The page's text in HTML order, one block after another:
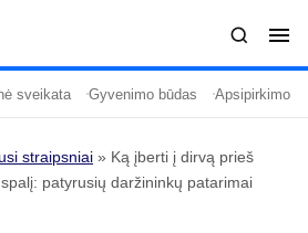
Temos
sveikata Gyvenimo būdas Apsipirkimo
straipsniai » Ką įberti į dirvą prieš
patyrusių daržininkų patarimai